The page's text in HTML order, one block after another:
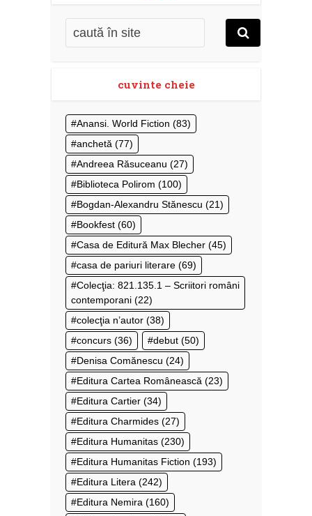
cuvinte cheie
Anansi. World Fiction (83)
anchetă (77)
Andreea Răsuceanu (27)
Biblioteca Polirom (100)
Bogdan-Alexandru Stănescu (21)
Bookfest (60)
Casa de Editură Max Blecher (45)
casa de pariuri literare (69)
Colecţia: 821.135.1 – Scriitori români
contemporani (22)
colecţia n’autor (38)
concurs (36) debut (50)
Denisa Comănescu (24)
Editura Cartea Românească (23)
Editura Cartier (34)
Editura Charmides (27)
Editura Humanitas (230)
Editura Humanitas Fiction (193)
Editura Litera (242)
Editura Nemira (160)